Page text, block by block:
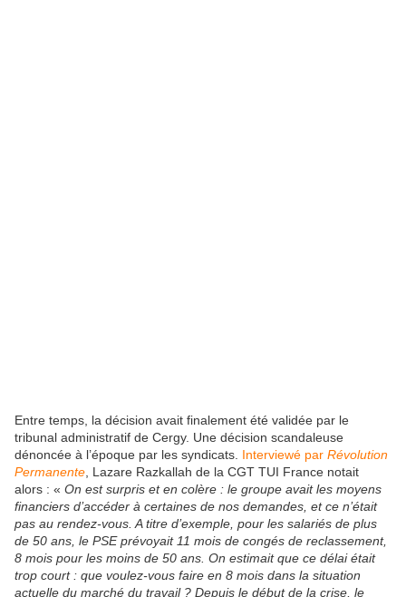
Entre temps, la décision avait finalement été validée par le
tribunal administratif de Cergy. Une décision scandaleuse
dénoncée à l’époque par les syndicats. Interviewé par Révolution
Permanente , Lazare Razkallah de la CGT TUI France notait
alors : « On est surpris et en colère : le groupe avait les moyens
financiers d’accéder à certaines de nos demandes, et ce n’était
pas au rendez-vous. A titre d’exemple, pour les salariés de plus
de 50 ans, le PSE prévoyait 11 mois de congés de reclassement,
8 mois pour les moins de 50 ans. On estimait que ce délai était
trop court : que voulez-vous faire en 8 mois dans la situation
actuelle du marché du travail ? Depuis le début de la crise, le